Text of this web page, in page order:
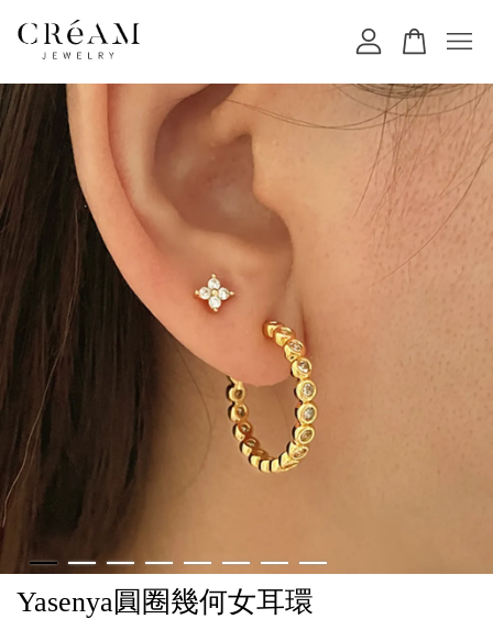
Yasenya圓圈幾何女耳環
您的購物車目前還是空的。